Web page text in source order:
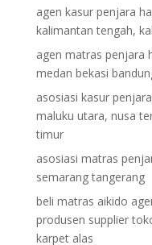
agen kasur penjara
kalimantan tengah,
agen matras penjara
medan bekasi
asosiasi kasur
maluku utara, nusa
timur
asosiasi matras
semarang tangerang
beli matras aikido
produsen supplier
karpet alas